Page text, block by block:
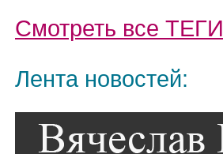
Смотреть все ТЕГИ
Лента новостей: